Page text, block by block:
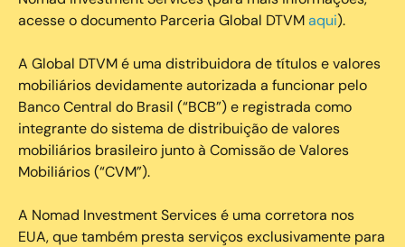
acesse o documento Parceria Global DTVMaqui).
A Global DTVM é uma distribuidora de títulos e valores
mobiliários devidamente autorizada a funcionar pelo
Banco Central do Brasil (“BCB”) e registrada como
integrante do sistema de distribuição de valores
mobiliários brasileiro junto à Comissão de Valores
Mobiliários (“CVM”).
‍A Nomad Investment Services é uma corretora nos
EUA, que também presta serviços exclusivamente para